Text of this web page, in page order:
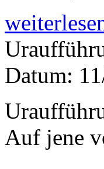
Datum:
Auf jene